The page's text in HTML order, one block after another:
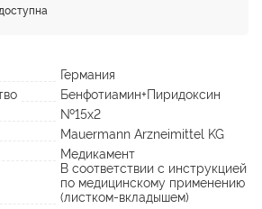
Германия
Бенфотиамин+Пиридоксин
№15х2
Mauermann Arzneimittel KG
Медикамент
В соответствии с инструкцией
по медицинскому применению
(листком-вкладышем)